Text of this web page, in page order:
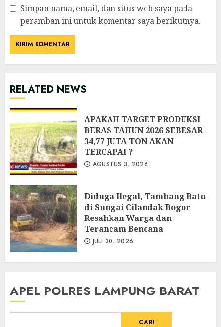
Simpan nama, email, dan situs web saya pada
peramban ini untuk komentar saya berikutnya.
RELATED NEWS
APAKAH TARGET PRODUKSI
BERAS TAHUN 2026 SEBESAR
34,77 JUTA TON AKAN
TERCAPAI ?
AGUSTUS 3, 2026
Diduga Ilegal, Tambang Batu
di Sungai Cilandak Bogor
Resahkan Warga dan
Terancam Bencana
JULI 30, 2026
APEL POLRES LAMPUNG BARAT
CARI